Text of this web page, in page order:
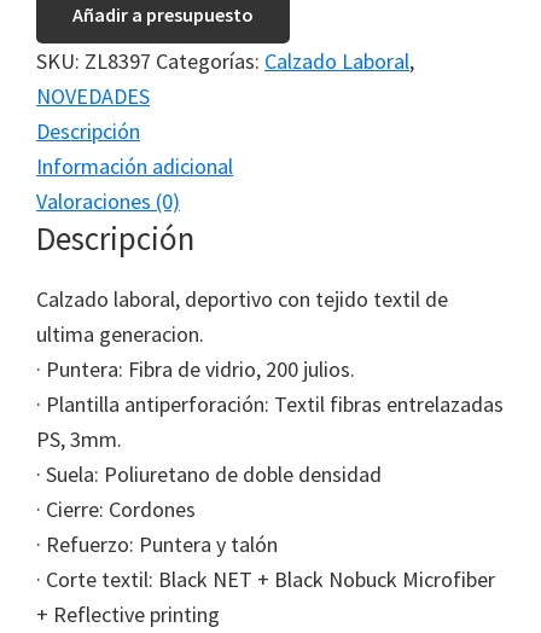
Añadir a presupuesto
SKU: ZL8397 Categorías: Calzado Laboral,
NOVEDADES
Descripción
Información adicional
Valoraciones (0)
Descripción
Calzado laboral, deportivo con tejido textil de
ultima generacion.
· Puntera: Fibra de vidrio, 200 julios.
· Plantilla antiperforación: Textil fibras entrelazadas
PS, 3mm.
· Suela: Poliuretano de doble densidad
· Cierre: Cordones
· Refuerzo: Puntera y talón
· Corte textil: Black NET + Black Nobuck Microfiber
+ Reflective printing